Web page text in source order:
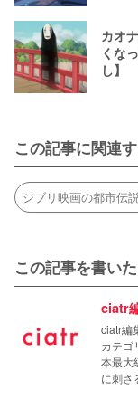
カオ
くな
し】
この記事に関連
ジブリ映画の都市伝
この記事を書い
ciatr
ciatr編
カテゴ
本最大
に刺さ